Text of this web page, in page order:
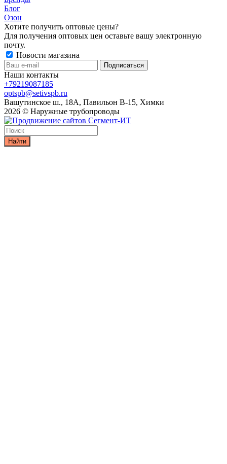
Блог
Озон
Хотите получить оптовые цены?
Для получения оптовых цен оставьте вашу электронную
почту.
Новости магазина
Наши контакты
+79219087185
optspb@setivspb.ru
Вашутинское ш., 18А, Павильон В-15, Химки
2026 © Наружные трубопроводы
Найти